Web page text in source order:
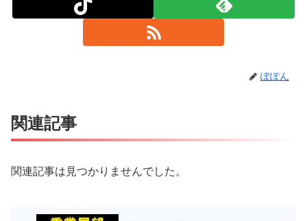
ぽぽん
関連記事
関連記事は見つかりませんでした。